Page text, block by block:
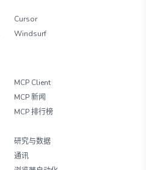
Cursor
Windsurf
MCP Client
MCP 新闻
MCP 排行榜
研究与数据
通讯